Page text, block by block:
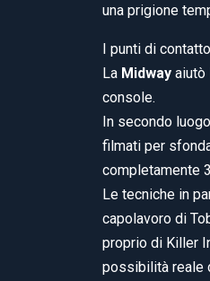
una prigione
I punti di
La Midway aiutò
console.
In secondo
filmati per
completamente
Le tecniche in
capolavoro di
proprio di Killer
possibilità reale